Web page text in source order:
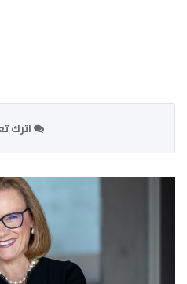
اترك